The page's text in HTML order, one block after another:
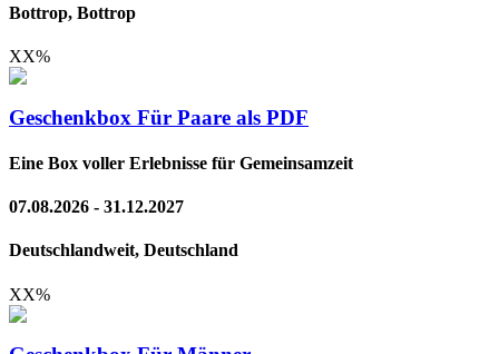
Bottrop, Bottrop
XX%
Geschenkbox Für Paare als PDF
Eine Box voller Erlebnisse für Gemeinsamzeit
07.08.2026 - 31.12.2027
Deutschlandweit, Deutschland
XX%